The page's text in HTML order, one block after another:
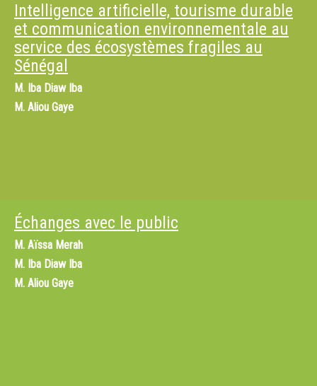
Intelligence artificielle, tourisme durable
et communication environnementale au
service des écosystèmes fragiles au
Sénégal
M. Iba Diaw Iba
M. Aliou Gaye
Échanges avec le public
M. Aïssa Merah
M. Iba Diaw Iba
M. Aliou Gaye